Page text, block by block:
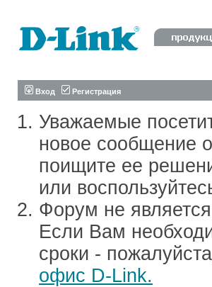
Вход Регистрация
Уважаемые
новое сообщение
поищите ее
или
Форум не
Если Вам
сроки -
офис D-Link.